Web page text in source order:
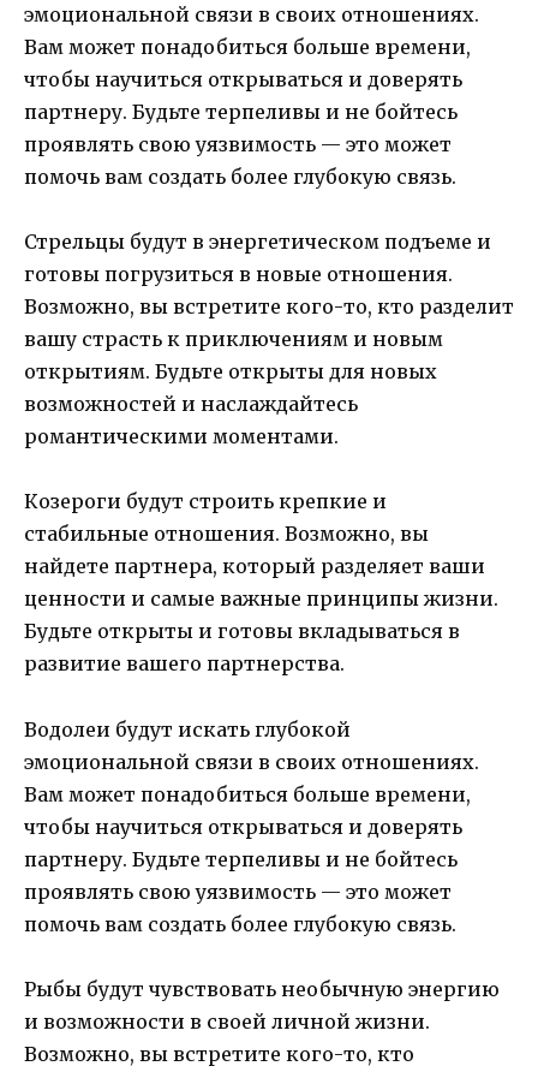
эмоциональной связи в своих отношениях.
Вам может понадобиться больше времени,
чтобы научиться открываться и доверять
партнеру. Будьте терпеливы и не бойтесь
проявлять свою уязвимость — это может
помочь вам создать более глубокую связь.
Стрельцы будут в энергетическом подъеме и
готовы погрузиться в новые отношения.
Возможно, вы встретите кого-то, кто разделит
вашу страсть к приключениям и новым
открытиям. Будьте открыты для новых
возможностей и наслаждайтесь
романтическими моментами.
Козероги будут строить крепкие и
стабильные отношения. Возможно, вы
найдете партнера, который разделяет ваши
ценности и самые важные принципы жизни.
Будьте открыты и готовы вкладываться в
развитие вашего партнерства.
Водолеи будут искать глубокой
эмоциональной связи в своих отношениях.
Вам может понадобиться больше времени,
чтобы научиться открываться и доверять
партнеру. Будьте терпеливы и не бойтесь
проявлять свою уязвимость — это может
помочь вам создать более глубокую связь.
Рыбы будут чувствовать необычную энергию
и возможности в своей личной жизни.
Возможно, вы встретите кого-то, кто